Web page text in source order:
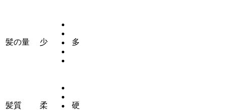
髪の量 少 多
髪質 柔 硬